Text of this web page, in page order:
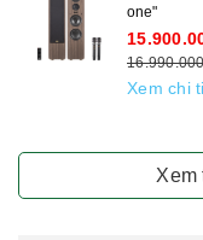
one"
Xem chi
Xem